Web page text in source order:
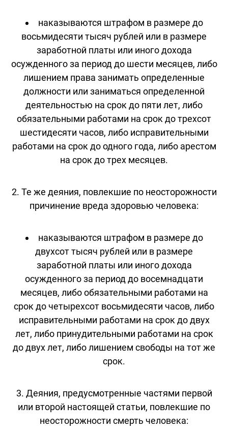
наказываются штрафом в размере до
восьмидесяти тысяч рублей или в размере
заработной платы или иного дохода
осужденного за период до шести месяцев, либо
лишением права занимать определенные
должности или заниматься определенной
деятельностью на срок до пяти лет, либо
обязательными работами на срок до трехсот
шестидесяти часов, либо исправительными
работами на срок до одного года, либо арестом
на срок до трех месяцев.
2. Те же деяния, повлекшие по неосторожности
причинение вреда здоровью человека:
наказываются штрафом в размере до
двухсот тысяч рублей или в размере
заработной платы или иного дохода
осужденного за период до восемнадцати
месяцев, либо обязательными работами на
срок до четырехсот восьмидесяти часов, либо
исправительными работами на срок до двух
лет, либо принудительными работами на срок
до двух лет, либо лишением свободы на тот же
срок.
3. Деяния, предусмотренные частями первой
или второй настоящей статьи, повлекшие по
неосторожности смерть человека: